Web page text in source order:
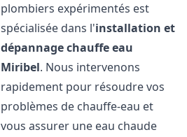
plombiers expérimentés est
spécialisée dans l'installation et
dépannage chauffe eau
Miribel. Nous intervenons
rapidement pour résoudre vos
problèmes de chauffe-eau et
vous assurer une eau chaude